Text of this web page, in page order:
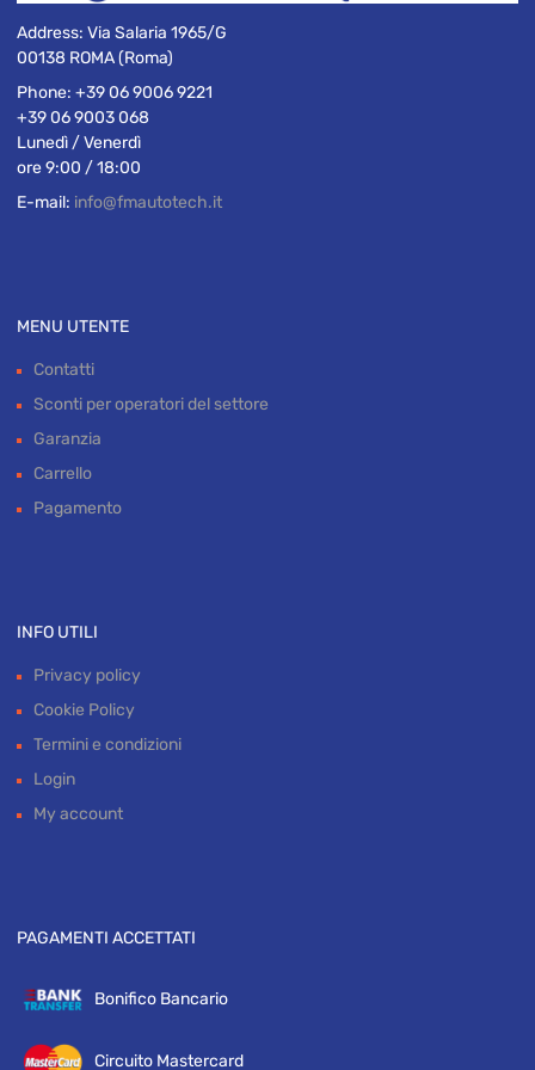
Address: Via Salaria 1965/G
00138 ROMA (Roma)
Phone: +39 06 9006 9221
+39 06 9003 068
Lunedì / Venerdì
ore 9:00 / 18:00
E-mail: info@fmautotech.it
MENU UTENTE
Contatti
Sconti per operatori del settore
Garanzia
Carrello
Pagamento
INFO UTILI
Privacy policy
Cookie Policy
Termini e condizioni
Login
My account
PAGAMENTI ACCETTATI
Bonifico Bancario
Circuito Mastercard